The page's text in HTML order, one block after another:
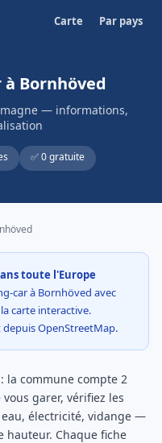
Carte Par pays
Bornhöved
— informations,
✅ 0 gratuite
toute l'Europe
car à Bornhöved avec
carte interactive.
OpenStreetMap.
la commune compte 2
garer, vérifiez les
électricité, vidange —
hauteur. Chaque fiche